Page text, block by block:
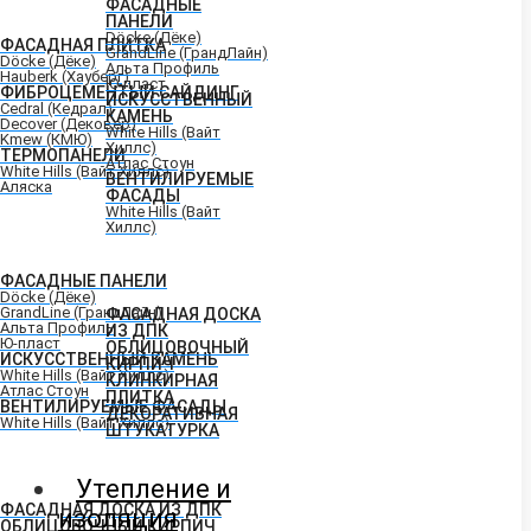
ФАСАДНЫЕ
ПАНЕЛИ
Döcke (Дёке)
GrandLine (ГрандЛайн)
Альта Профиль
Ю-пласт
ИСКУССТВЕННЫЙ
КАМЕНЬ
White Hills (Вайт
Хиллс)
Атлас Стоун
ВЕНТИЛИРУЕМЫЕ
ФАСАДЫ
White Hills (Вайт
Хиллс)
ФАСАДНАЯ ДОСКА
ИЗ ДПК
ОБЛИЦОВОЧНЫЙ
КИРПИЧ
КЛИНКИРНАЯ
ПЛИТКА
ДЕКОРАТИВНАЯ
ШТУКАТУРКА
Утепление и
изоляция
ФАСАДНАЯ ПЛИТКА
Döcke (Дёке)
Hauberk (Хауберг)
ФИБРОЦЕМЕНТЫЙ САЙДИНГ
Cedral (Кедрал)
Decover (Дековер)
Kmew (КМЮ)
ТЕРМОПАНЕЛИ
White Hills (Вайт Хиллс)
Аляска
ФАСАДНЫЕ ПАНЕЛИ
Döcke (Дёке)
GrandLine (ГрандЛайн)
Альта Профиль
Ю-пласт
ИСКУССТВЕННЫЙ КАМЕНЬ
White Hills (Вайт Хиллс)
Атлас Стоун
ВЕНТИЛИРУЕМЫЕ ФАСАДЫ
White Hills (Вайт Хиллс)
ФАСАДНАЯ ДОСКА ИЗ ДПК
ОБЛИЦОВОЧНЫЙ КИРПИЧ